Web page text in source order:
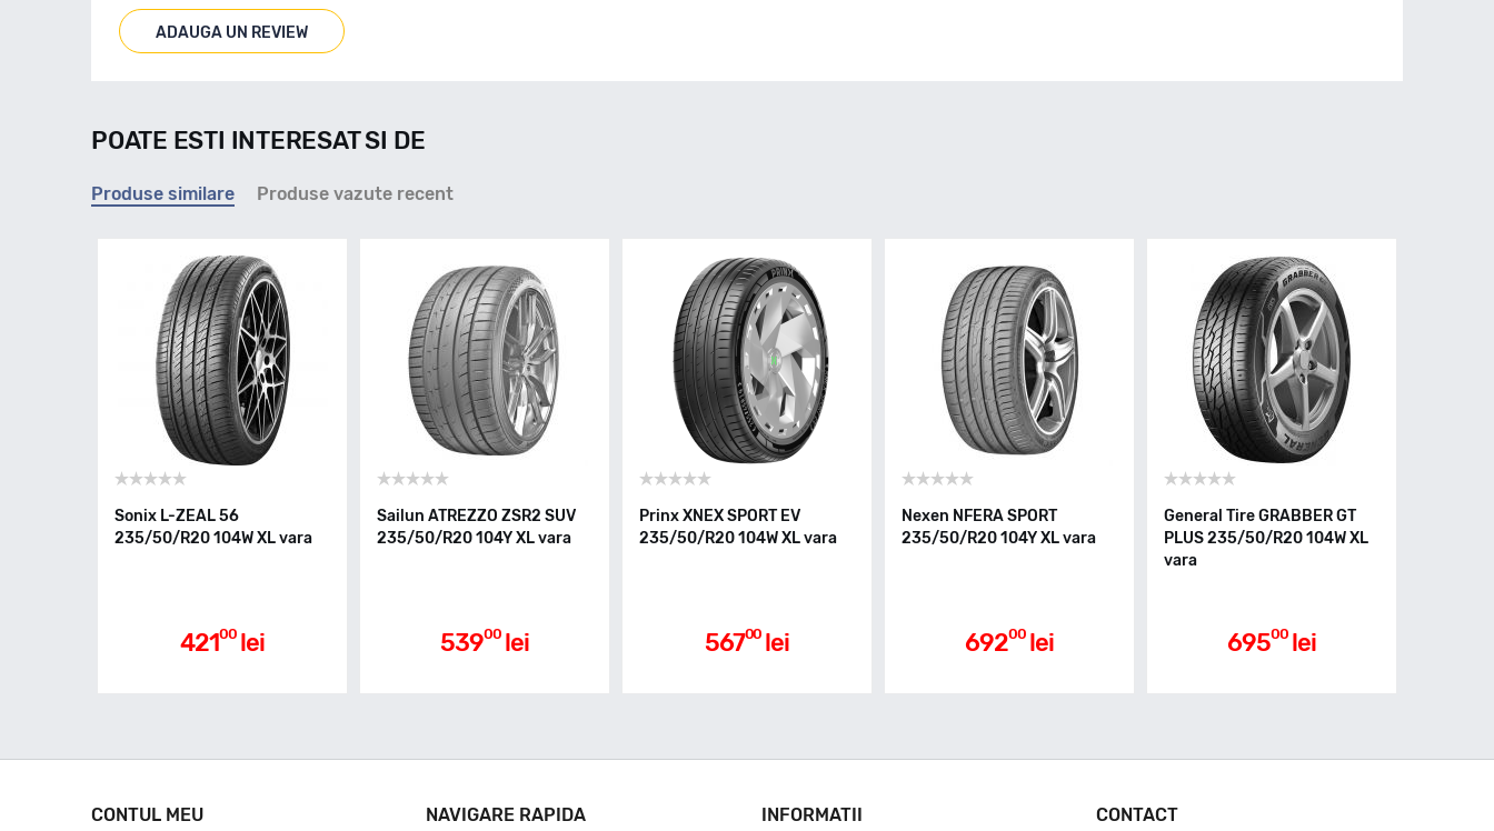
ADAUGA UN REVIEW
POATE ESTI INTERESAT SI DE
Produse similare Produse vazute recent
Sonix L-ZEAL 56
235/50/R20 104W XL vara
42100 lei
Sailun ATREZZO ZSR2 SUV
235/50/R20 104Y XL vara
53900 lei
Prinx XNEX SPORT EV
235/50/R20 104W XL vara
56700 lei
Nexen NFERA SPORT
235/50/R20 104Y XL vara
69200 lei
General Tire GRABBER GT
PLUS 235/50/R20 104W XL
vara
69500 lei
CONTUL MEU NAVIGARE RAPIDA INFORMATII CONTACT